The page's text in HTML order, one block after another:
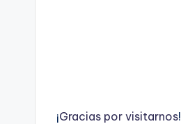
¡Gracias por visitarnos!